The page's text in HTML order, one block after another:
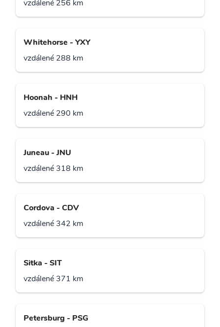
vzdálené 256 km
Whitehorse - YXY
vzdálené 288 km
Hoonah - HNH
vzdálené 290 km
Juneau - JNU
vzdálené 318 km
Cordova - CDV
vzdálené 342 km
Sitka - SIT
vzdálené 371 km
Petersburg - PSG